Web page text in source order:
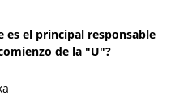
es el principal responsable
de la "U"?